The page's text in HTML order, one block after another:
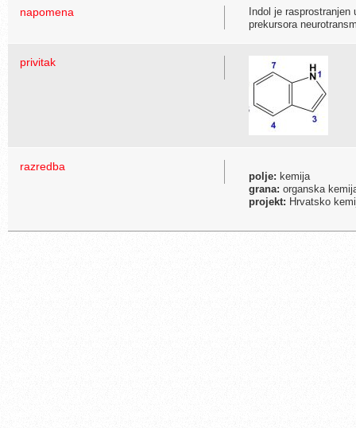
napomena
Indol je
prekursora
privitak
razredba
polje: kemija
grana: organska
projekt: Hrvatsko